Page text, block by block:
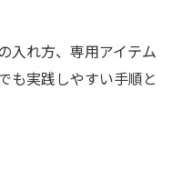
入れ方、専用アイテム
も実践しやすい手順と